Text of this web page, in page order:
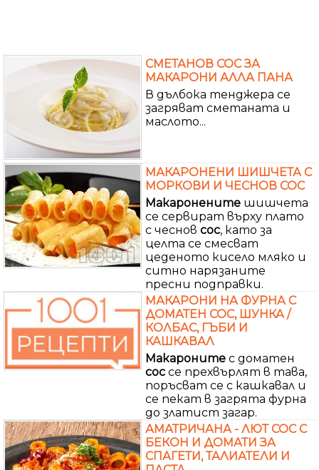
СМЕТАНОВ СОС ЗА
МАКАРОНИ АЛЛА ПАНА
В дълбока тенджера се
загряват сметаната и
маслото...
МАКАРОНЕНИ ШИШЧЕТА С
МОРКОВИ И ЧЕСНОВ СОС
Макаронените шишчета
се сервират върху плато
с чеснов сос, като за
целта се смесват
цеденото кисело мляко и
ситно нарязаните
пресни подправки.
МАКАРОНИ НА ФУРНА С
ДОМАТЕН СОС, ШУНКА /
КОЛБАС, ГЪБИ И
КАШКАВАЛ
Макароните с доматен
сос се прехвърлят в тава,
поръсват се с кашкавал и
се пекат в загрята фурна
до златист загар.
АМАТРИЧАНА - ЛЮТ СОС С
БЕКОН И ДОМАТИ ЗА
СПАГЕТИ, ТАЛИАТЕЛИ И